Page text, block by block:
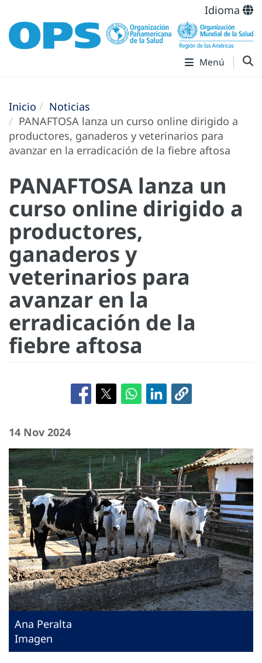
Idioma
Menú
Inicio
Noticias
PANAFTOSA lanza un curso online dirigido a
productores, ganaderos y veterinarios para
avanzar en la erradicación de la fiebre aftosa
PANAFTOSA lanza un
curso online dirigido a
productores,
ganaderos y
veterinarios para
avanzar en la
erradicación de la
fiebre aftosa
14 Nov 2024
Ana Peralta
Imagen